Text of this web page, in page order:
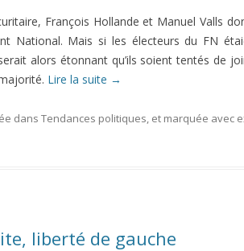
François Hollande et Manuel Valls
National. Mais si les électeurs du FN
alors étonnant qu’ils soient tentés de
Lire la suite →
dans Tendances politiques, et marquée avec
liberté de gauche